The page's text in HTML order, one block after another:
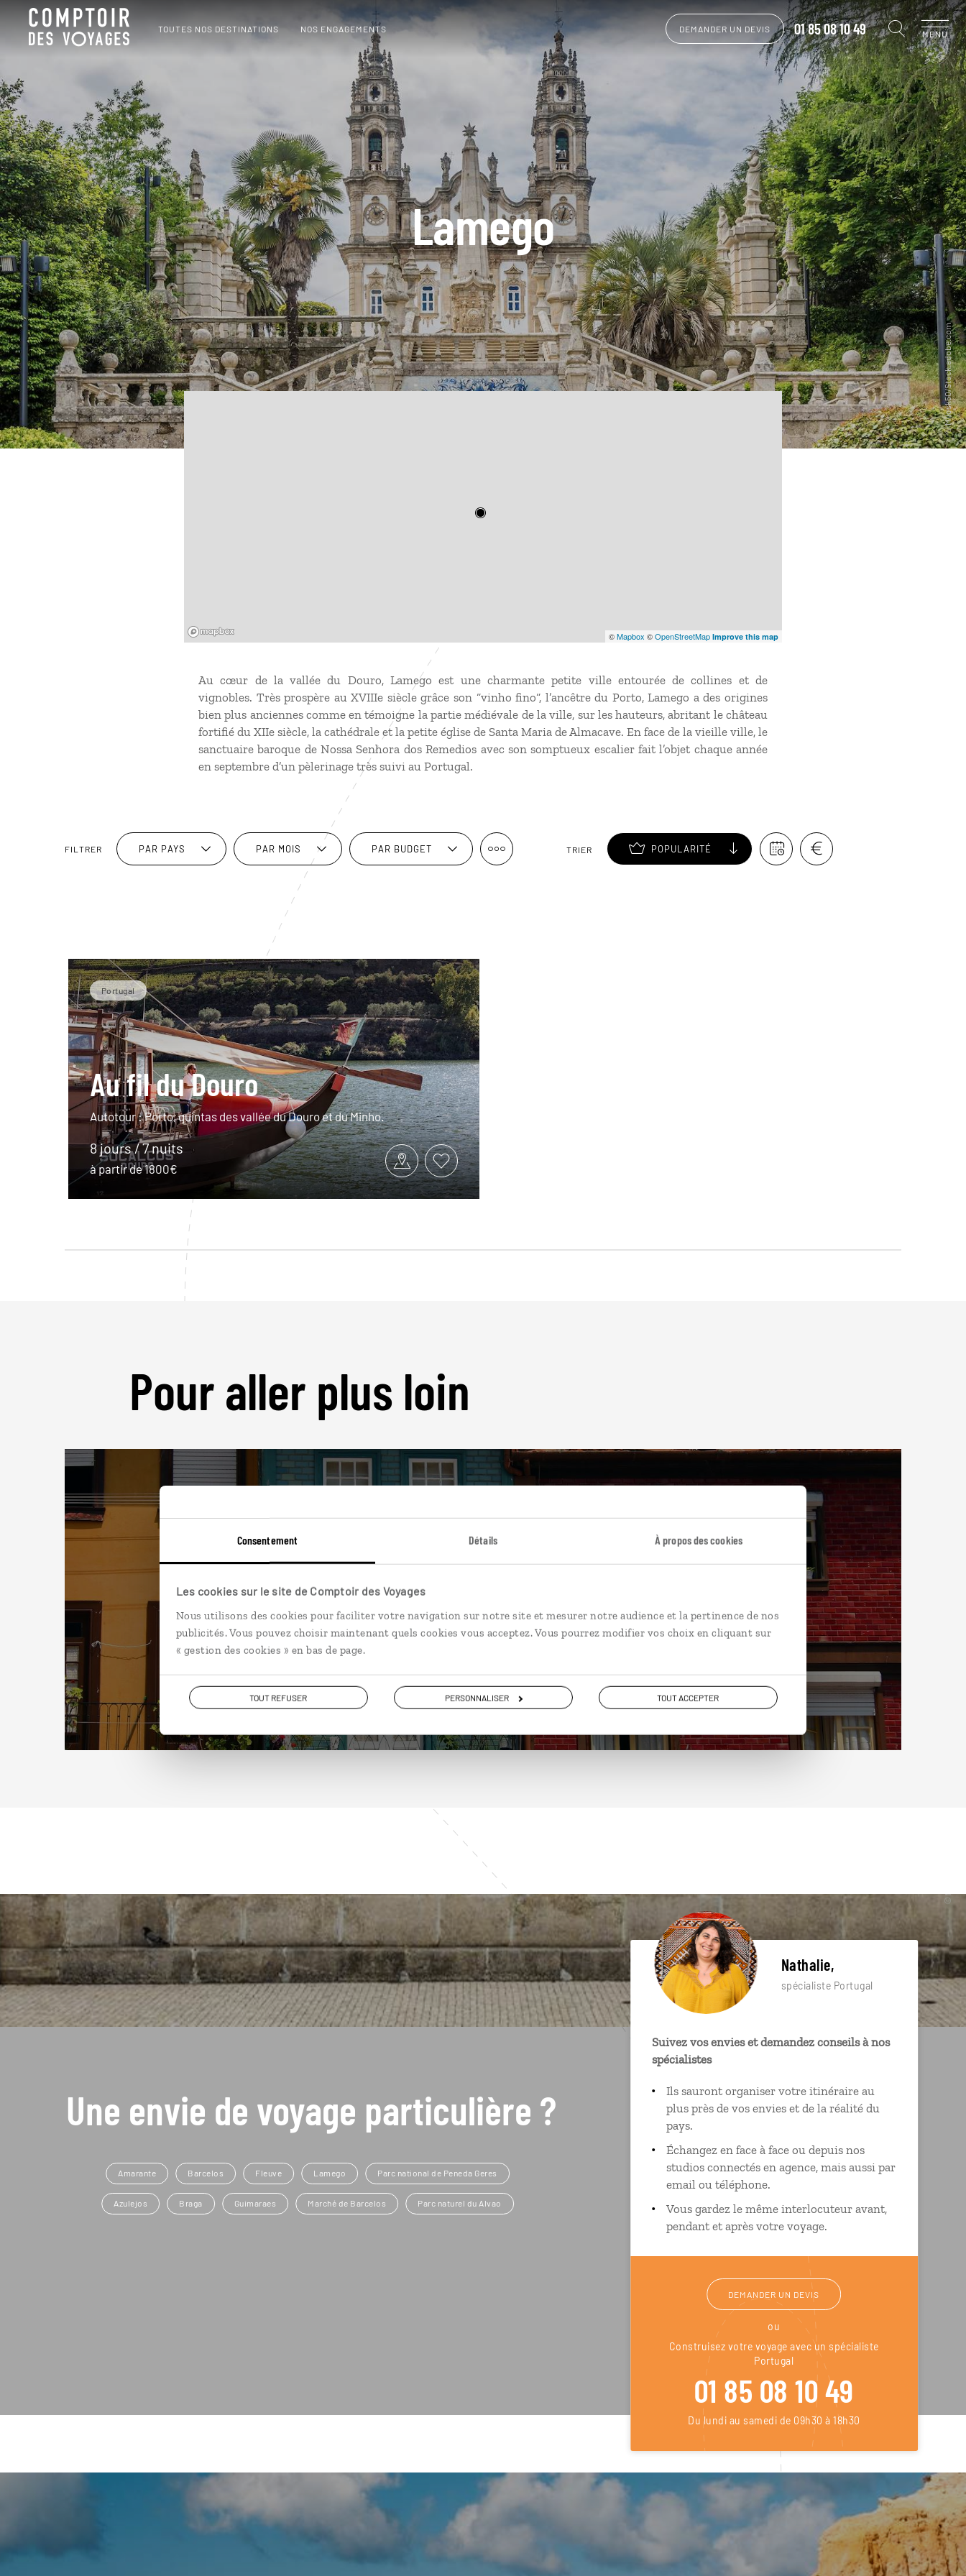
Consentement Détails À propos des cookies
Les cookies sur le site de Comptoir des Voyages
Nous utilisons des cookies pour faciliter votre navigation sur notre site et mesurer notre audience et la pertinence de nos
publicités. Vous pouvez choisir maintenant quels cookies vous acceptez. Vous pourrez modifier vos choix en cliquant sur
« gestion des cookies » en bas de page.
TOUT REFUSER PERSONNALISER TOUT ACCEPTER
TOUTES NOS DESTINATIONS NOS ENGAGEMENTS DEMANDER UN DEVIS 01 85 08 10 49 MENU
Lamego
©Mapbox ©OpenStreetMap Improve this map
Au cœur de la vallée du Douro, Lamego est une charmante petite ville entourée de collines et de
vignobles. Très prospère au XVIIIe siècle grâce son “vinho fino“, l’ancêtre du Porto, Lamego a des origines
bien plus anciennes comme en témoigne la partie médiévale de la ville, sur les hauteurs, abritant le château
fortifié du XIIe siècle, la cathédrale et la petite église de Santa Maria de Almacave. En face de la vieille ville, le
sanctuaire baroque de Nossa Senhora dos Remedios avec son somptueux escalier fait l’objet chaque année
en septembre d’un pèlerinage très suivi au Portugal.
FILTRER PAR PAYS PAR MOIS PAR BUDGET TRIER POPULARITÉ
Portugal
Au fil du Douro
Autotour : Porto, quintas des vallée du Douro et du Minho.
8 jours / 7 nuits
à partir de 1800€
Pour aller plus loin
Nos 17 idées de voyage
Portugal
Une envie de voyage particulière ?
Amarante Barcelos Fleuve Lamego Parc national de Peneda Geres
Azulejos Braga Guimaraes Marché de Barcelos Parc naturel du Alvao
Nathalie,
spécialiste Portugal
Suivez vos envies et demandez conseils à nos
spécialistes
Ils sauront organiser votre itinéraire au
plus près de vos envies et de la réalité du
pays.
Échangez en face à face ou depuis nos
studios connectés en agence, mais aussi par
email ou téléphone.
Vous gardez le même interlocuteur avant,
pendant et après votre voyage.
DEMANDER UN DEVIS
ou
Construisez votre voyage avec un spécialiste
Portugal
01 85 08 10 49
Du lundi au samedi de 09h30 à 18h30